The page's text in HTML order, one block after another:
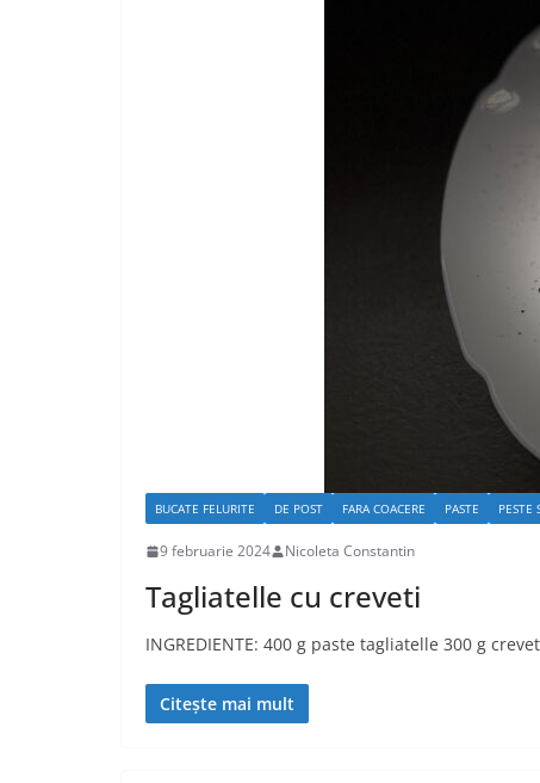
BUCATE FELURITE DE POST FARA COACERE PASTE PESTE
9 februarie 2024 Nicoleta Constantin
Tagliatelle cu creveti
INGREDIENTE: 400 g paste tagliatelle 300 g
Citește mai mult